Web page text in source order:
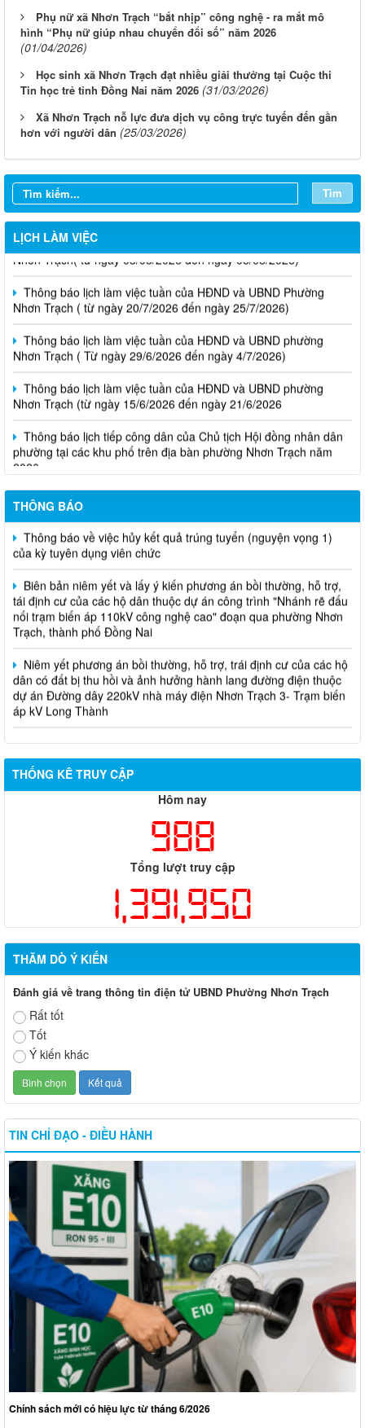
Phụ nữ xã Nhơn Trạch “bắt nhịp” công nghệ - ra mắt mô
hình “Phụ nữ giúp nhau chuyển đổi số” năm 2026
(01/04/2026)
Học sinh xã Nhơn Trạch đạt nhiều giải thưởng tại Cuộc thi
Tin học trẻ tỉnh Đồng Nai năm 2026 (31/03/2026)
Xã Nhơn Trạch nỗ lực đưa dịch vụ công trực tuyến đến gần
hơn với người dân (25/03/2026)
Tìm
LỊCH LÀM VIỆC
Thông báo lịch làm việc tuần của HĐND và UBND phường
Nhơn Trạch( từ ngày 03/08/2026 đến ngày 08/08/2026)
Thông báo lịch làm việc tuần của HĐND và UBND Phường
Nhơn Trạch ( từ ngày 20/7/2026 đến ngày 25/7/2026)
Thông báo lịch làm việc tuần của HĐND và UBND phường
Nhơn Trạch ( Từ ngày 29/6/2026 đến ngày 4/7/2026)
Thông báo lịch làm việc tuần của HĐND và UBND phường
Nhơn Trạch (từ ngày 15/6/2026 đến ngày 21/6/2026
Thông báo lịch tiếp công dân của Chủ tịch Hội đồng nhân dân
phường tại các khu phố trên địa bàn phường Nhơn Trạch năm
2026
THÔNG BÁO
Niêm yết phương án bồi thường, hỗ trợ, tái định cư
Thông báo về việc hủy kết quả trúng tuyển (nguyện vọng 1)
của kỳ tuyên dụng viên chức
Biên bản niêm yết và lấy ý kiến phương án bồi thường, hỗ trợ,
tái định cư của các hộ dân thuộc dự án công trình "Nhánh rẽ đấu
nối trạm biến áp 110kV công nghệ cao" đoạn qua phường Nhơn
Trạch, thành phố Đồng Nai
Niêm yết phương án bồi thường, hỗ trợ, trái định cư của các hộ
dân có đất bị thu hồi và ảnh hưởng hành lang đường điện thuộc
dự án Đường dây 220kV nhà máy điện Nhơn Trạch 3- Trạm biến
áp kV Long Thành
Biên bản về việc niêm yết phương án bồi thường, hỗ trợ, tái
định cư của các hộ dân có đất bị thu hồi thuộc dự án nâng cấp
đường 25B cũ đoạn từ Trung tâm huyện Nhơn Trạch ra Quốc lộ
51, huyện Long Thành và huyện Nhơn Trạch
THỐNG KÊ TRUY CẬP
Hôm nay
988
Tổng lượt truy cập
1,391,950
THĂM DÒ Ý KIẾN
Đánh giá về trang thông tin điện tử UBND Phường Nhơn Trạch
Rất tốt
Tốt
Ý kiến khác
TIN CHỈ ĐẠO - ĐIỀU HÀNH
Chính sách mới có hiệu lực từ tháng 6/2026